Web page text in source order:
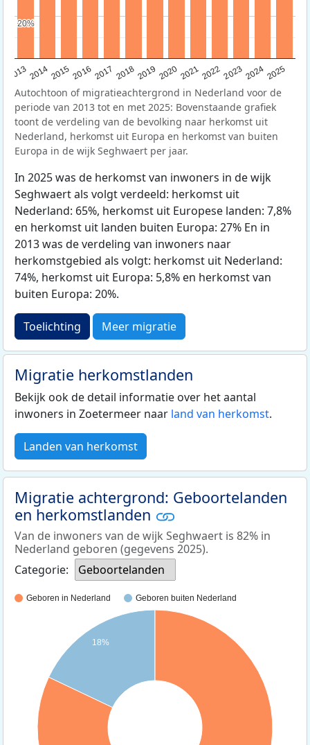
20132014201520162017 20182019 202020212022202320242025
20%
20%
Autochtoon of migratieachtergrond in Nederland voor de
periode van 2013 tot en met 2025: Bovenstaande grafiek
toont de verdeling van de bevolking naar herkomst uit
Nederland, herkomst uit Europa en herkomst van buiten
Europa in de wijk Seghwaert per jaar.
In 2025 was de herkomst van inwoners in de wijk
Seghwaert als volgt verdeeld: herkomst uit
Nederland: 65%, herkomst uit Europese landen: 7,8%
en herkomst uit landen buiten Europa: 27% En in
2013 was de verdeling van inwoners naar
herkomstgebied als volgt: herkomst uit Nederland:
74%, herkomst uit Europa: 5,8% en herkomst van
buiten Europa: 20%.
Toelichting Meer migratie
Migratie herkomstlanden
Bekijk ook de detail informatie over het aantal
inwoners in Zoetermeer naar land van herkomst.
Landen van herkomst
Migratie achtergrond: Geboortelanden
en herkomstlanden
Van de inwoners van de wijk Seghwaert is 82% in
Nederland geboren (gegevens 2025).
Categorie:
Geboortelanden
Geboren in Nederland Geboren buiten Nederland
18%